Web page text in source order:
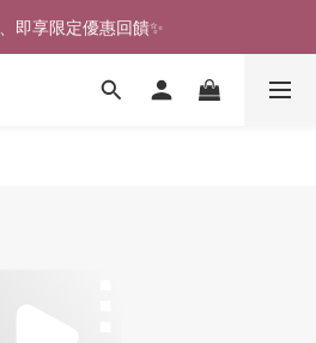
體門市🤗歡迎蒞臨試穿🎉
即享限定優惠回饋✨
體門市🤗歡迎蒞臨試穿🎉